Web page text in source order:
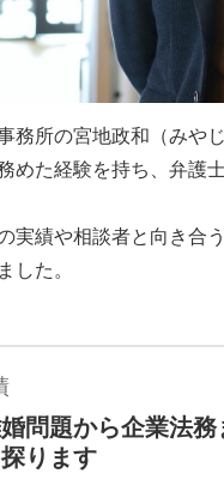
務所の宮地政和（みや
めた経験を持ち、弁護
実績や相談者と向き合
した。
問題から企業法
ります